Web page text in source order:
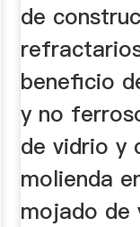
de
beneficio
y no
de vidrio y
molienda
mojado de